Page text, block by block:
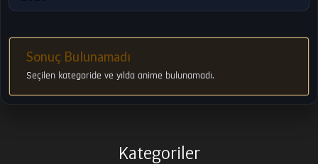
Sonuç Bulunamadı
Seçilen kategoride ve yılda anime bulunamadı.
Kategoriler